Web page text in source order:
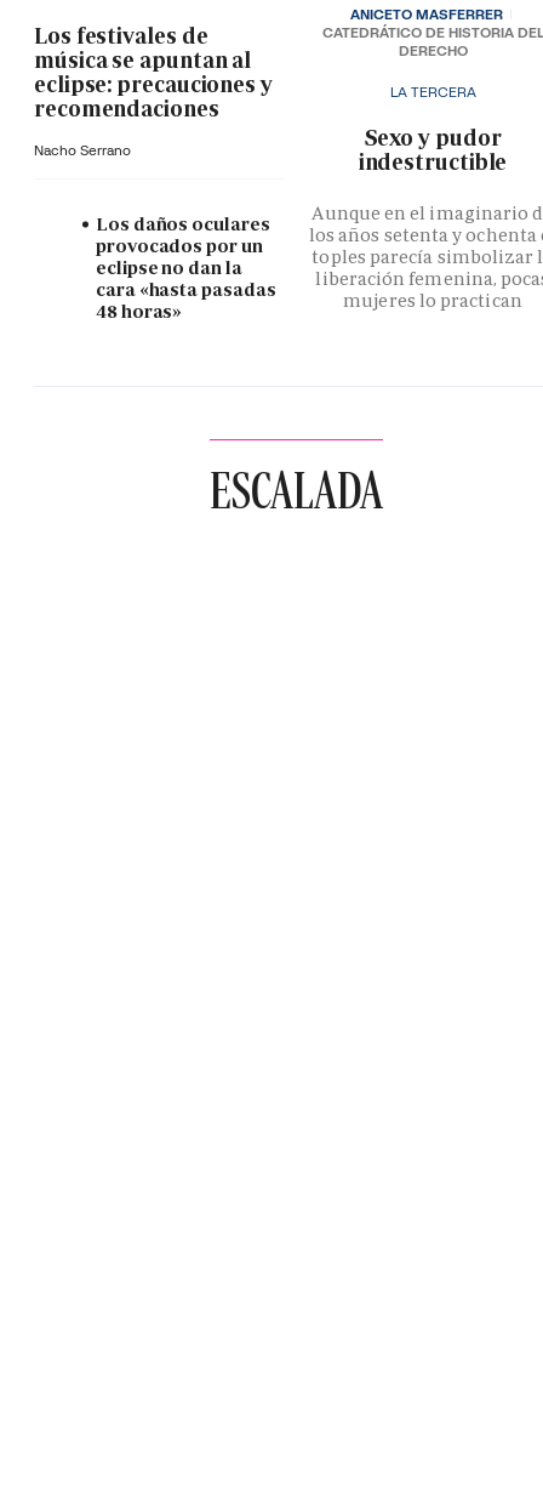
Los festivales de
música se apuntan al
eclipse: precauciones y
recomendaciones
Nacho Serrano
Los daños oculares
provocados por un
eclipse no dan la
cara «hasta pasadas
48 horas»
LA TERCERA
­Sexo y pudor
indestructible
Aunque en el imaginario
los años setenta y ochenta
toples parecía simbolizar
liberación femenina,
mujeres lo practican
ANICETO MASFERRER
CATEDRÁTICO DE HISTORIA DEL
DERECHO
ESCALADA